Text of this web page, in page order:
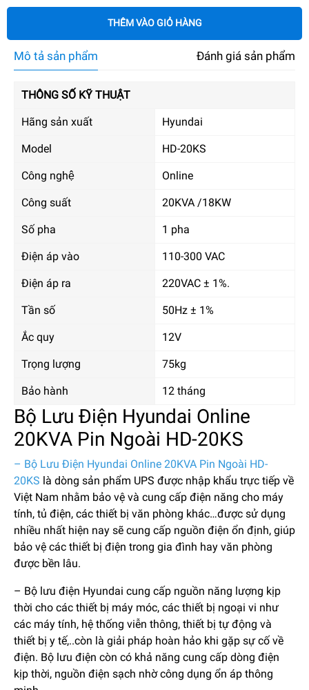
THÊM VÀO GIỎ HÀNG
Mô tả sản phẩm Đánh giá sản phẩm
THÔNG SỐ KỸ THUẬT
Hãng sản xuất Hyundai
Model HD-20KS
Công nghệ Online
Công suất 20KVA /18KW
Số pha 1 pha
Điện áp vào 110-300 VAC
Điện áp ra 220VAC ± 1%.
Tần số 50Hz ± 1%
Ắc quy 12V
Trọng lượng 75kg
Bảo hành 12 tháng
Bộ Lưu Điện Hyundai Online
20KVA Pin Ngoài HD-20KS
– Bộ Lưu Điện Hyundai Online 20KVA Pin Ngoài HD-
20KS là dòng sản phẩm UPS được nhập khẩu trực tiếp về
Việt Nam nhằm bảo vệ và cung cấp điện năng cho máy
tính, tủ điện, các thiết bị văn phòng khác…được sử dụng
nhiều nhất hiện nay sẽ cung cấp nguồn điện ổn định, giúp
bảo vệ các thiết bị điện trong gia đình hay văn phòng
được bền lâu.
– Bộ lưu điện Hyundai cung cấp nguồn năng lượng kịp
thời cho các thiết bị máy móc, các thiết bị ngoại vi như
các máy tính, hệ thống viễn thông, thiết bị tự động và
thiết bị y tế,..còn là giải pháp hoàn hảo khi gặp sự cố về
điện. Bộ lưu điện còn có khả năng cung cấp dòng điện
kịp thời, nguồn điện sạch nhờ công dụng ổn áp thông